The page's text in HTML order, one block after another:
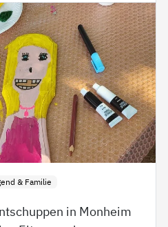
& Familie
in Monheim